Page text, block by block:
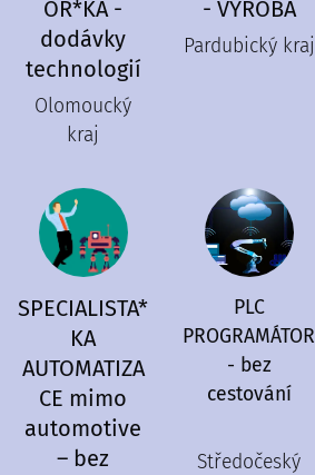
OR*KA -
dodávky
technologií
Olomoucký
kraj
- VÝROBA
Pardubický kraj
SPECIALISTA*
KA
AUTOMATIZA
CE mimo
automotive
– bez
PLC
PROGRAMÁTOR
- bez
cestování
Středočeský